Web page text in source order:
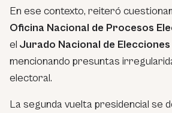
En ese contexto, reiteró
Oficina Nacional de Procesos
el Jurado Nacional de Elecciones
mencionando presuntas
electoral.
La segunda vuelta presidencial se